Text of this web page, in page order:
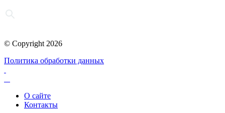
© Copyright 2026
Политика обработки данных
О сайте
Контакты